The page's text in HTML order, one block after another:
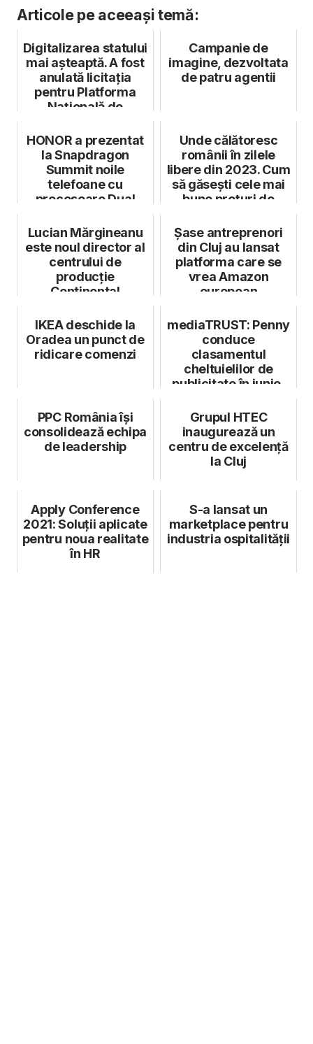
Articole pe aceeași temă:
Digitalizarea statului
mai așteaptă. A fost
anulată licitația
pentru Platforma
Națională de
Campanie de
imagine, dezvoltata
de patru agentii
HONOR a prezentat
la Snapdragon
Summit noile
telefoane cu
procesoare Dual
Unde călătoresc
românii în zilele
libere din 2023. Cum
să găsești cele mai
bune prețuri de
Lucian Mărgineanu
este noul director al
centrului de
producție
Continental
Timișoara
Șase antreprenori
din Cluj au lansat
platforma care se
vrea Amazon
european
IKEA deschide la
Oradea un punct de
ridicare comenzi
mediaTRUST: Penny
conduce
clasamentul
cheltuielilor de
publicitate în iunie,
Catena
PPC România își
consolidează echipa
de leadership
Grupul HTEC
inaugurează un
centru de excelență
la Cluj
Apply Conference
2021: Soluții aplicate
pentru noua realitate
în HR
S-a lansat un
marketplace pentru
industria ospitalității